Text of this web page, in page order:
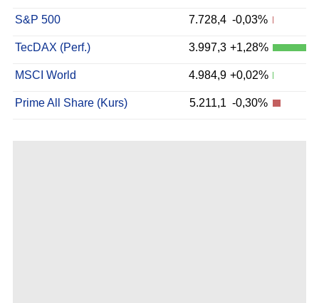
S&P 500 7.728,4 -0,03%
TecDAX (Perf.) 3.997,3 +1,28%
MSCI World 4.984,9 +0,02%
Prime All Share (Kurs) 5.211,1 -0,30%